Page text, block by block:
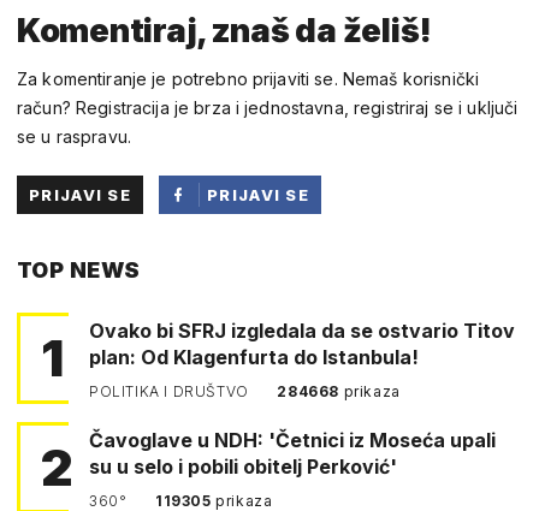
Komentiraj, znaš da želiš!
Za komentiranje je potrebno prijaviti se. Nemaš korisnički
račun? Registracija je brza i jednostavna, registriraj se i uključi
se u raspravu.
PRIJAVI SE
PRIJAVI SE
TOP NEWS
1
Ovako bi SFRJ izgledala da se ostvario Titov
plan: Od Klagenfurta do Istanbula!
POLITIKA I DRUŠTVO 284668 prikaza
2
Čavoglave u NDH: 'Četnici iz Moseća upali
su u selo i pobili obitelj Perković'
360° 119305prikaza